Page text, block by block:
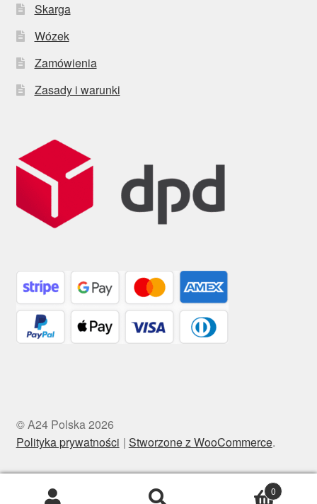
Skarga
Wózek
Zamówienia
Zasady i warunki
© A24 Polska 2026
Polityka prywatności
Stworzone z WooCommerce.
0